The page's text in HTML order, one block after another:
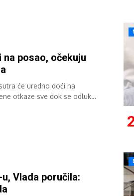
posao, očekuju
će uredno doći na
otkaze sve dok se odluka
Vlada poručila: